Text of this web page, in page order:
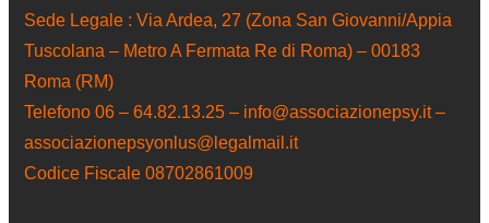
Sede Legale : Via Ardea, 27 (Zona San Giovanni/Appia
Tuscolana – Metro A Fermata Re di Roma) – 00183
Roma (RM)
Telefono 06 – 64.82.13.25 – info@associazionepsy.it –
associazionepsyonlus@legalmail.it
Codice Fiscale 08702861009